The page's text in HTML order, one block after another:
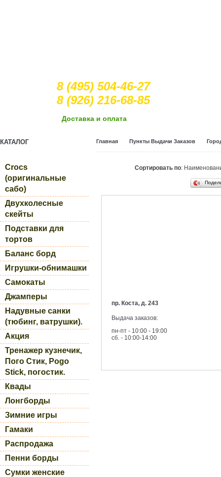
8 (495) 504-46-27
8 (926) 216-68-85
Доcтавка и оплата
КАТАЛОГ
Crocs
(оригинальные
сабо)
Двухколесные
скейты
Подставки для
тортов
Баланс борд
Игрушки-обнимашки
Самокаты
Джамперы
Надувные санки
(тюбинг, ватрушки).
Акция
Тренажер кузнечик,
Пого Стик, Pogo
Stick, погостик.
Квады
Лонгборды
Зимние игры
Гамаки
Распродажа
Пенни борды
Сумки женские
Главная Пункты Выдачи Заказов
Сортировать по:
пр. Коста, д. 243
Выдача заказов:
пн-пт - 10:00 - 19:00
сб. - 10:00-14:00